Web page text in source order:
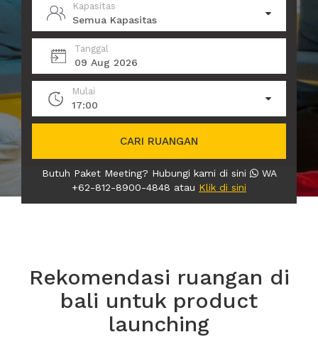
Kapasitas
Semua Kapasitas
Tanggal
09 Aug 2026
Mulai
17:00
CARI RUANGAN
Butuh Paket Meeting? Hubungi kami di sini
WA
+62-812-8900-4848 atau Klik di sini
Rekomendasi ruangan di
bali untuk product
launching